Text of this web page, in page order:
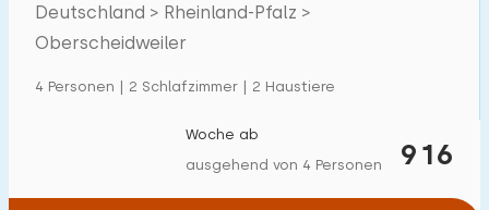
Deutschland > Rheinland-Pfalz >
Oberscheidweiler
4 Personen | 2 Schlafzimmer | 2 Haustiere
916
Woche ab
ausgehend von 4 Personen